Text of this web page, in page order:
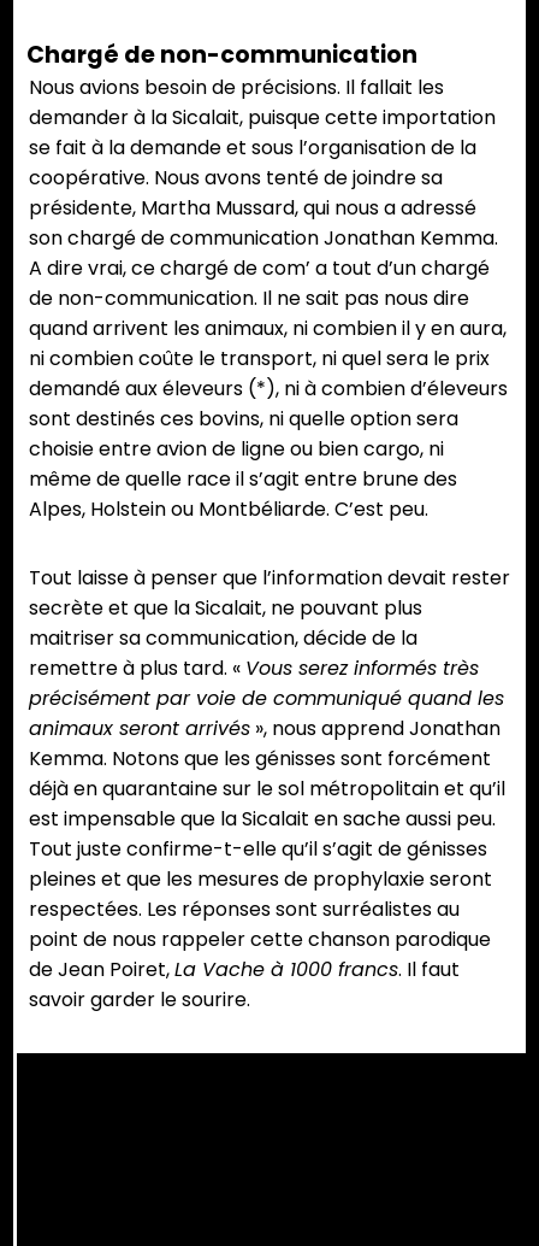
Chargé de non-communication
Nous avions besoin de précisions. Il fallait les
demander à la Sicalait, puisque cette importation
se fait à la demande et sous l’organisation de la
coopérative. Nous avons tenté de joindre sa
présidente, Martha Mussard, qui nous a adressé
son chargé de communication Jonathan Kemma.
A dire vrai, ce chargé de com’ a tout d’un chargé
de non-communication. Il ne sait pas nous dire
quand arrivent les animaux, ni combien il y en aura,
ni combien coûte le transport, ni quel sera le prix
demandé aux éleveurs (*), ni à combien d’éleveurs
sont destinés ces bovins, ni quelle option sera
choisie entre avion de ligne ou bien cargo, ni
même de quelle race il s’agit entre brune des
Alpes, Holstein ou Montbéliarde. C’est peu.
Tout laisse à penser que l’information devait rester
secrète et que la Sicalait, ne pouvant plus
maitriser sa communication, décide de la
remettre à plus tard. « Vous serez informés très
précisément par voie de communiqué quand les
animaux seront arrivés », nous apprend Jonathan
Kemma. Notons que les génisses sont forcément
déjà en quarantaine sur le sol métropolitain et qu’il
est impensable que la Sicalait en sache aussi peu.
Tout juste confirme-t-elle qu’il s’agit de génisses
pleines et que les mesures de prophylaxie seront
respectées. Les réponses sont surréalistes au
point de nous rappeler cette chanson parodique
de Jean Poiret,La Vache à 1000 francs. Il faut
savoir garder le sourire.